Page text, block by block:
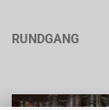
RUNDGANG